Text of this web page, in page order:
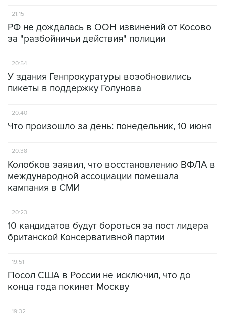
21:15
РФ не дождалась в ООН извинений от Косово
за "разбойничьи действия" полиции
20:54
У здания Генпрокуратуры возобновились
пикеты в поддержку Голунова
20:40
Что произошло за день: понедельник, 10 июня
20:38
Колобков заявил, что восстановлению ВФЛА в
международной ассоциации помешала
кампания в СМИ
20:23
10 кандидатов будут бороться за пост лидера
британской Консервативной партии
19:51
Посол США в России не исключил, что до
конца года покинет Москву
19:32